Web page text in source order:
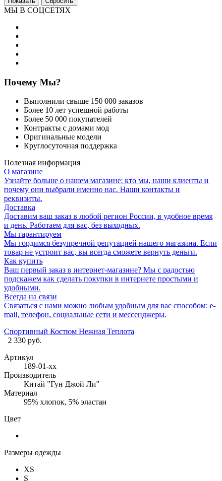
МЫ В СОЦСЕТЯХ
Почему Мы?
Выполнили свыше 150 000 заказов
Более 10 лет успешной работы
Более 50 000 покупателей
Контракты с домами мод
Оригинальные модели
Круглосуточная поддержка
Полезная информация
О магазине
Узнайте больше о нашем магазине: кто мы, наши клиенты и
почему они выбрали именно нас. Наши контакты и
реквизиты.
Доставка
Доставим ваш заказ в любой регион России, в удобное время
и день. Работаем для вас, без выходных.
Мы гарантируем
Мы гордимся безупречной репутацией нашего магазина. Если
товар не устроит вас, вы всегда сможете вернуть деньги.
Как купить
Ваш первый заказ в интернет-магазине? Мы с радостью
подскажем как сделать покупки в интернете простыми и
удобными.
Всегда на связи
Связаться с нами можно любым удобным для вас способом: e-
mail, телефон, социальные сети и мессенджеры.
Спортивный Костюм Нежная Теплота
2 330 руб.
Артикул
189-01-хх
Производитель
Китай "Гун Джой Ли"
Материал
95% хлопок, 5% эластан
Цвет
Размеры одежды
XS
S